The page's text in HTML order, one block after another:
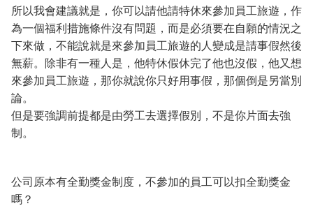
所以我會建議就是，你可以請他請特休來參加員工旅遊，作
為一個福利措施條件沒有問題，而是必須要在自願的情況之
下來做，不能說就是來參加員工旅遊的人變成是請事假然後
無薪。除非有一種人是，他特休假休完了他也沒假，他又想
來參加員工旅遊，那你就說你只好用事假，那個倒是另當別
論。
但是要強調前提都是由勞工去選擇假別，不是你片面去強
制。
公司原本有全勤獎金制度，不參加的員工可以扣全勤獎金
嗎？